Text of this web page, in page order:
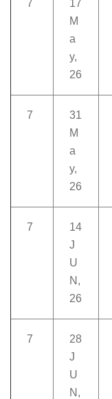
7
17
M
a
y,
26
7
31
M
a
y,
26
7
14
J
U
N,
26
7
28
J
U
N,